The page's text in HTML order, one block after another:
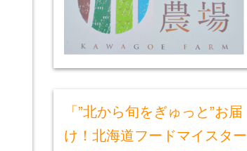
「”北から旬をぎゅっと”お届
け！北海道フードマイスター